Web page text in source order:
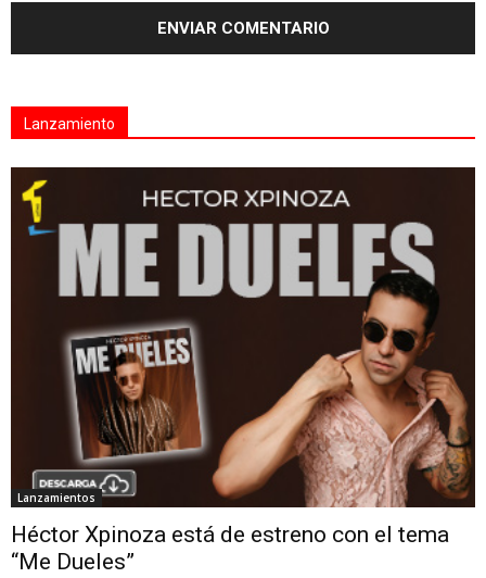
Lanzamiento
Lanzamientos
Héctor Xpinoza está de estreno con el tema
“Me Dueles”